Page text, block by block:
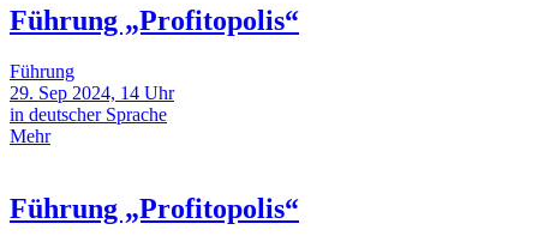
Führung „Profitopolis“
Führung
29. Sep 2024, 14 Uhr
in deutscher Sprache
Mehr
Führung „Profitopolis“